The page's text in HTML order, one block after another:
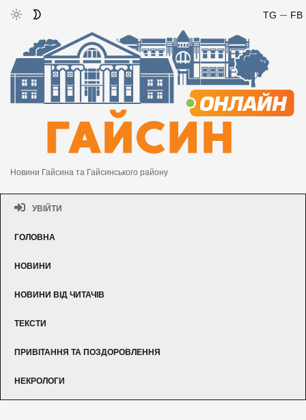
FB
TG
Новини Гайсина та Гайсинського району
УВІЙТИ
ГОЛОВНА
НОВИНИ
НОВИНИ ВІД ЧИТАЧІВ
ТЕКСТИ
ПРИВІТАННЯ ТА ПОЗДОРОВЛЕННЯ
НЕКРОЛОГИ